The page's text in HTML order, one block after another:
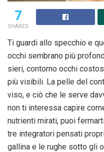
7
SHARES
Ti guardi allo specchio e
occhi sembrano più
sieri, contorno occhi
più visibili. La pelle del
viso, e ciò che le serve
non ti interessa capire
nutrienti mirati, puoi
tre integratori pensati
gallina e le rughe sotto gli